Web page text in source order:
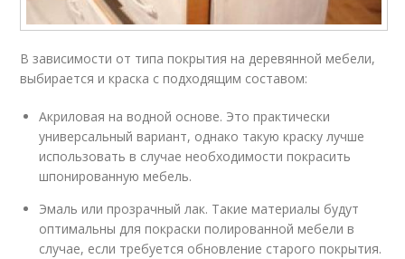
В зависимости от типа покрытия на деревянной мебели,
выбирается и краска с подходящим составом:
Акриловая на водной основе. Это практически
универсальный вариант, однако такую краску лучше
использовать в случае необходимости покрасить
шпонированную мебель.
Эмаль или прозрачный лак. Такие материалы будут
оптимальны для покраски полированной мебели в
случае, если требуется обновление старого покрытия.